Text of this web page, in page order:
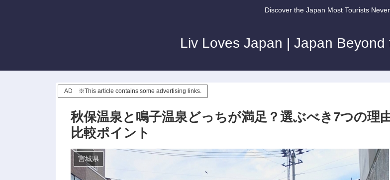
Discover the Japan Most Tourists
Liv Loves Japan | Japan
AD ※This article contains some advertising links.
秋保温泉と鳴子温泉どっちが満足？選ぶべき7つの理
比較ポイント
宮城県